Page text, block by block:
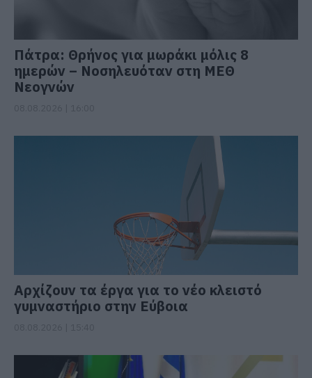
Πάτρα: Θρήνος για μωράκι μόλις 8
ημερών – Νοσηλευόταν στη ΜΕΘ
Νεογνών
Αρχίζουν τα έργα για το νέο κλειστό
γυμναστήριο στην Εύβοια